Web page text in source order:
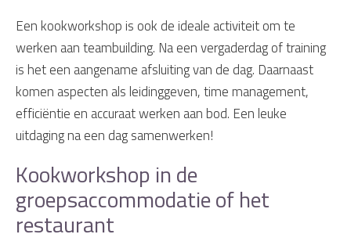
Een kookworkshop is ook de ideale activiteit om te
werken aan teambuilding. Na een vergaderdag of training
is het een aangename afsluiting van de dag. Daarnaast
komen aspecten als leidinggeven, time management,
efficiëntie en accuraat werken aan bod. Een leuke
uitdaging na een dag samenwerken!
Kookworkshop in de
groepsaccommodatie of het
restaurant